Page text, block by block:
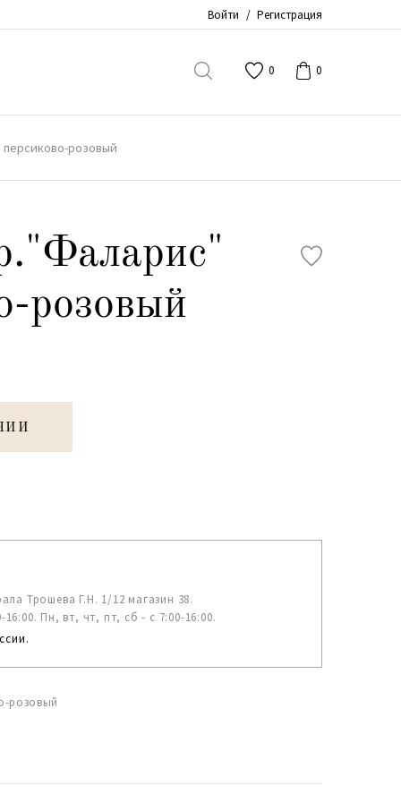
Войти / Регистрация
0 0
розовый
розовый
Трошева Г.Н. 1/12 магазин 38.
16:00. Пн, вт, чт, пт, сб - с 7:00-16:00.
розовый